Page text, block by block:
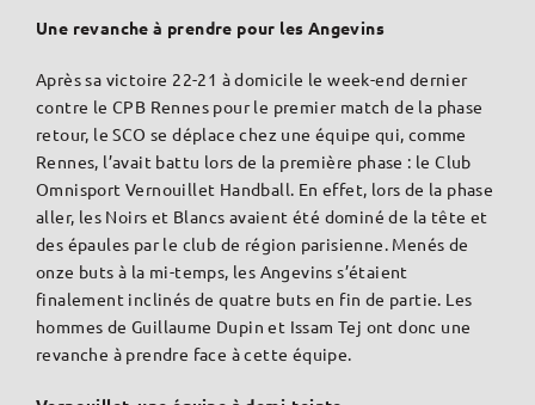
Une revanche à prendre pour les Angevins
Après sa victoire 22-21 à domicile le week-end dernier
contre le CPB Rennes pour le premier match de la phase
retour, le SCO se déplace chez une équipe qui, comme
Rennes, l’avait battu lors de la première phase : le Club
Omnisport Vernouillet Handball. En effet, lors de la phase
aller, les Noirs et Blancs avaient été dominé de la tête et
des épaules par le club de région parisienne. Menés de
onze buts à la mi-temps, les Angevins s’étaient
finalement inclinés de quatre buts en fin de partie. Les
hommes de Guillaume Dupin et Issam Tej ont donc une
revanche à prendre face à cette équipe.